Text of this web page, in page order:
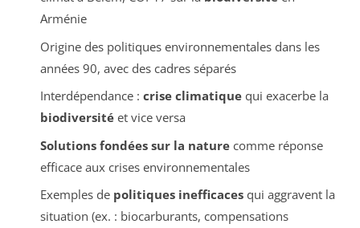
Arménie
Origine des politiques environnementales dans les
années 90, avec des cadres séparés
Interdépendance : crise climatiquequi exacerbe la
biodiversitéet vice versa
Solutions fondées sur la naturecomme réponse
efficace aux crises environnementales
Exemples de politiques inefficacesqui aggravent la
situation (ex. : biocarburants, compensations